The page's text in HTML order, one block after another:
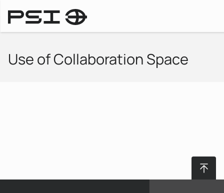
Use of Collaboration Space
Nach